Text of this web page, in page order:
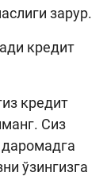
зарур.
кредит
кредит
Сиз
ўзингизга